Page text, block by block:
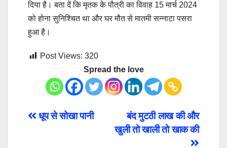
दिया है। बता दें कि मृतक के पौत्री का विवाह 15 मार्च 2024
को होना सुनिश्चित था और घर मौत से मातमी सन्नाटा पसरा
हुआ है।
Post Views: 320
Spread the love
Post
बंद मुटठी लाख की और
खुली तो खाली तो खाक की
धूप से सोखा पानी